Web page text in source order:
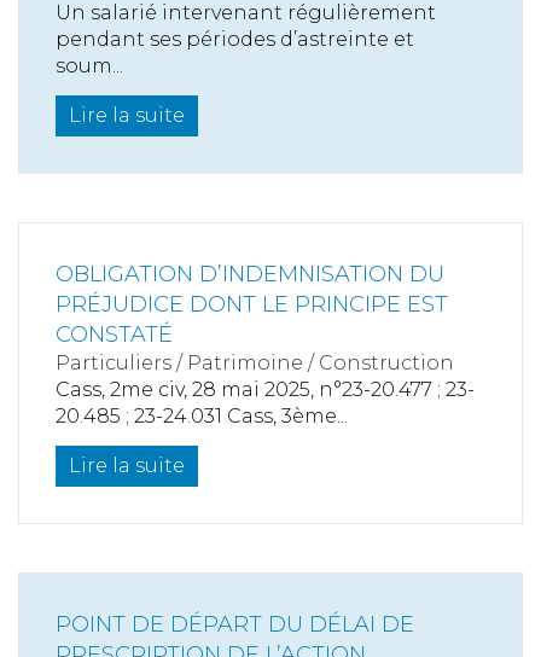
Un salarié intervenant régulièrement
pendant ses périodes d’astreinte et
soum...
Lire la suite
OBLIGATION D’INDEMNISATION DU
PRÉJUDICE DONT LE PRINCIPE EST
CONSTATÉ
Particuliers / Patrimoine / Construction
Cass, 2me civ, 28 mai 2025, n°23-20.477 ; 23-
20.485 ; 23-24.031 Cass, 3ème...
Lire la suite
POINT DE DÉPART DU DÉLAI DE